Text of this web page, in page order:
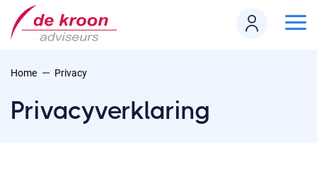
Home Privacy
Privacyverklaring